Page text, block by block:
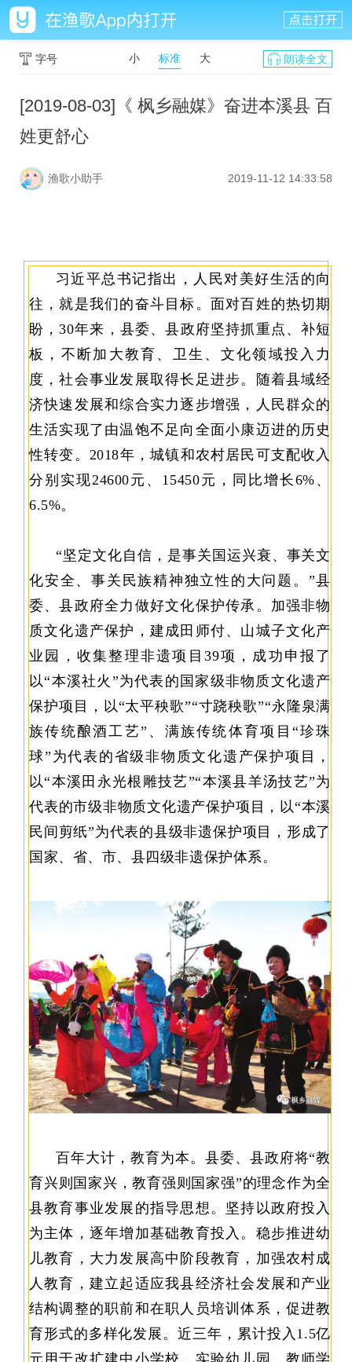
字号 小 标准 大 朗读全文
[2019-08-03]《 枫乡融媒》奋进本溪县 百
姓更舒心
渔歌小助手 2019-11-12 14:33:58
习近平总书记指出，人民对美好生活的向
往，就是我们的奋斗目标。面对百姓的热切期
盼，30年来，县委、县政府坚持抓重点、补短
板，不断加大教育、卫生、文化领域投入力
度，社会事业发展取得长足进步。随着县域经
济快速发展和综合实力逐步增强，人民群众的
生活实现了由温饱不足向全面小康迈进的历史
性转变。2018年，城镇和农村居民可支配收入
分别实现24600元、15450元，同比增长6%、
6.5%。
“坚定文化自信，是事关国运兴衰、事关文
化安全、事关民族精神独立性的大问题。”县
委、县政府全力做好文化保护传承。加强非物
质文化遗产保护，建成田师付、山城子文化产
业园，收集整理非遗项目39项，成功申报了
以“本溪社火”为代表的国家级非物质文化遗产
保护项目，以“太平秧歌”“寸跷秧歌”“永隆泉满
族传统酿酒工艺”、满族传统体育项目“珍珠
球”为代表的省级非物质文化遗产保护项目，
以“本溪田永光根雕技艺”“本溪县羊汤技艺”为
代表的市级非物质文化遗产保护项目，以“本溪
民间剪纸”为代表的县级非遗保护项目，形成了
国家、省、市、县四级非遗保护体系。
百年大计，教育为本。县委、县政府将“教
育兴则国家兴，教育强则国家强”的理念作为全
县教育事业发展的指导思想。坚持以政府投入
为主体，逐年增加基础教育投入。稳步推进幼
儿教育，大力发展高中阶段教育，加强农村成
人教育，建立起适应我县经济社会发展和产业
结构调整的职前和在职人员培训体系，促进教
育形式的多样化发展。近三年，累计投入1.5亿
元用于改扩建中小学校、实验幼儿园、教师学